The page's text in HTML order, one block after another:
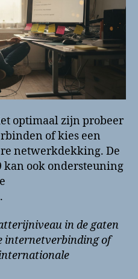
optimaal zijn probeer
of kies een
netwerkdekking. De
kan ook ondersteuning
in de gaten
internetverbinding of